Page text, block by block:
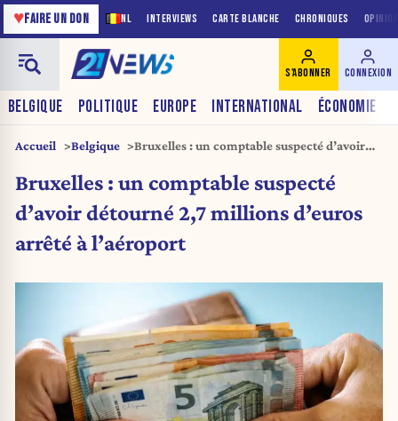
NL INTERVIEWS CARTE BLANCHE CHRONIQUES
♥FAIRE UN DON
BELGIQUE POLITIQUE EUROPE INTERNATIONAL ÉCONOMIE
S'ABONNER CONNEXION
Accueil Belgique
Bruxelles : un comptable suspecté d’avoir
l’aéroport
Bruxelles : un comptable suspecté
d’avoir détourné 2,7 millions d’euros
arrêté à l’aéroport